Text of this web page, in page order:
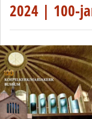
2024 | 100-